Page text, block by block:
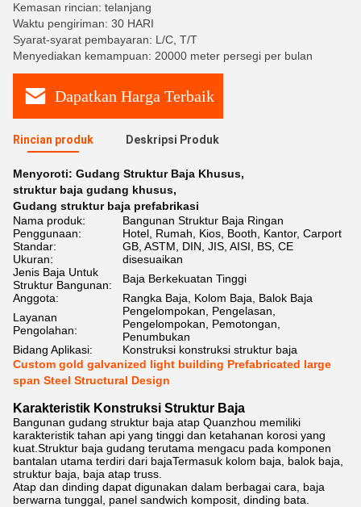
Kemasan rincian: telanjang
Waktu pengiriman: 30 HARI
Syarat-syarat pembayaran: L/C, T/T
Menyediakan kemampuan: 20000 meter persegi per bulan
Dapatkan Harga Terbaik
Rincian produk Deskripsi Produk
Menyoroti: Gudang Struktur Baja Khusus,
struktur baja gudang khusus,
Gudang struktur baja prefabrikasi
Nama produk:
Bangunan Struktur Baja Ringan
Penggunaan:
Hotel, Rumah, Kios, Booth, Kantor, Carport
Standar:
GB, ASTM, DIN, JIS, AISI, BS, CE
Ukuran:
disesuaikan
Jenis Baja Untuk
Struktur Bangunan:
Baja Berkekuatan Tinggi
Anggota:
Rangka Baja, Kolom Baja, Balok Baja
Layanan
Pengolahan:
Pengelompokan, Pengelasan,
Pengelompokan, Pemotongan,
Penumbukan
Bidang Aplikasi:
Konstruksi konstruksi struktur baja
Custom gold galvanized light building Prefabricated large
span Steel Structural Design
Karakteristik Konstruksi Struktur Baja
Bangunan gudang struktur baja atap Quanzhou memiliki
karakteristik tahan api yang tinggi dan ketahanan korosi yang
kuat.Struktur baja gudang terutama mengacu pada komponen
bantalan utama terdiri dari bajaTermasuk kolom baja, balok baja,
struktur baja, baja atap truss.
Atap dan dinding dapat digunakan dalam berbagai cara, baja
berwarna tunggal, panel sandwich komposit, dinding bata.